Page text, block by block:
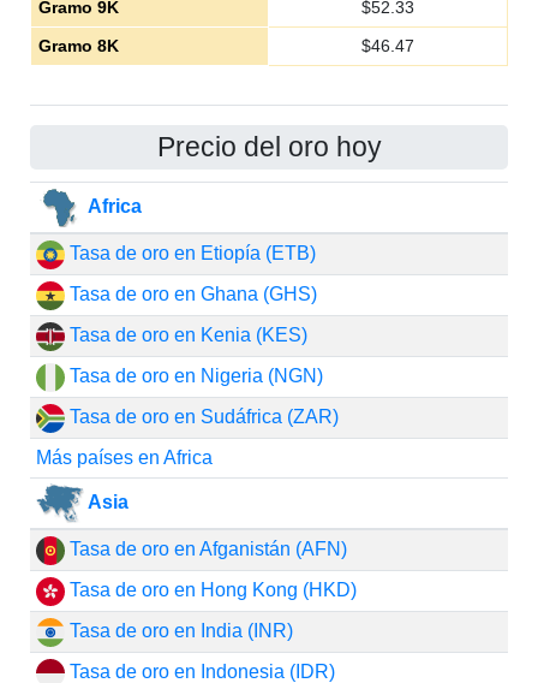
Gramo 9K
$52.33
Gramo 8K
$46.47
Precio del oro hoy
Africa
Tasa de oro en Etiopía (ETB)
Tasa de oro en Ghana (GHS)
Tasa de oro en Kenia (KES)
Tasa de oro en Nigeria (NGN)
Tasa de oro en Sudáfrica (ZAR)
Más países en Africa
Asia
Tasa de oro en Afganistán (AFN)
Tasa de oro en Hong Kong (HKD)
Tasa de oro en India (INR)
Tasa de oro en Indonesia (IDR)